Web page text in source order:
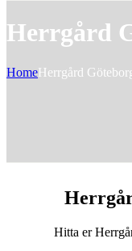
Herrgård
HomeHerrgård
Hitta er